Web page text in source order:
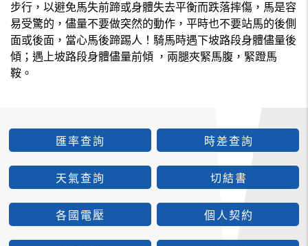
步行，以避免馬失前蹄或身體失去平衡而跌落摔傷，馬是容
易受驚的，儘量不要做突然的動作，平時也不要站馬的後側
面或後面，當心馬後蹄踢人！騎馬時遇下坡路段身體儘量後
傾；遇上坡路段身體儘量前傾 ，兩腿夾緊馬腹，緊蹬馬
鞍。
匯率查詢 時差查詢
天氣查詢 切結書
各國電壓 個人契約